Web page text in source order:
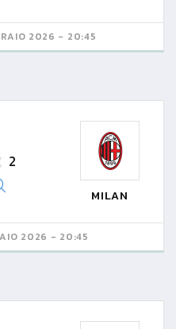
2026 - 20:45
2
MILAN
2026 - 20:45